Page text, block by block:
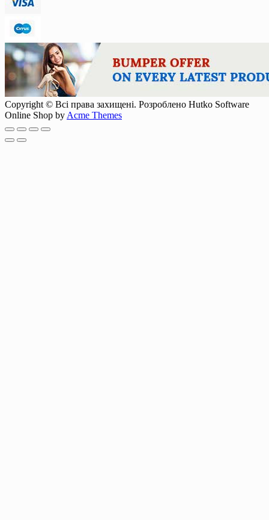
Copyright © Всі права захищені. Розроблено Hutko Software
Online Shop by Acme Themes
Scroll
Up